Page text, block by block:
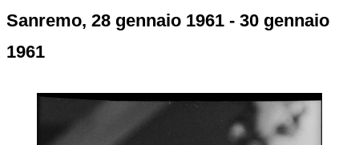
Sanremo, 28 gennaio 1961 - 30 gennaio
1961